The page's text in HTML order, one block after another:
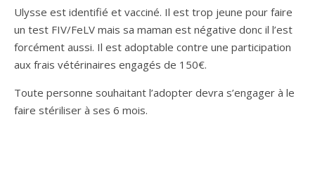
Ulysse est identifié et vacciné. Il est trop jeune pour faire
un test FIV/FeLV mais sa maman est négative donc il l’est
forcément aussi. Il est adoptable contre une participation
aux frais vétérinaires engagés de 150€.
Toute personne souhaitant l’adopter devra s’engager à le
faire stériliser à ses 6 mois.